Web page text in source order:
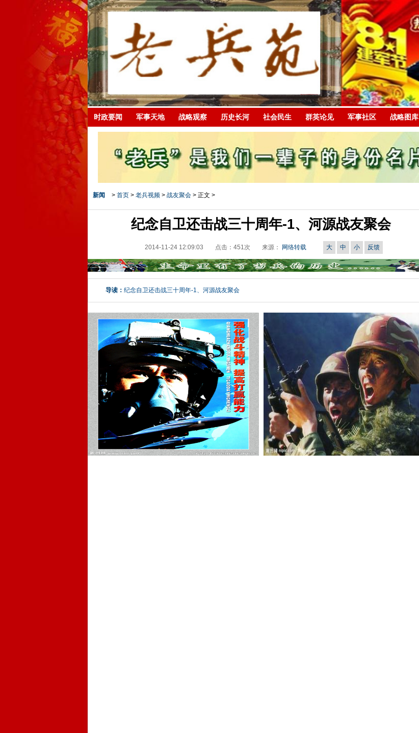
时政要闻 军事天地 战略观察 历史长河 社会民生 群英论见 军事社区 战略图库
新闻 > 首页 > 老兵视频 > 战友聚会 > 正文 >
纪念自卫还击战三十周年-1、河源战友聚会
2014-11-24 12:09:03 点击： 451次 来源： 网络转载 大 中 小 反馈
导读： 纪念自卫还击战三十周年-1、河源战友聚会